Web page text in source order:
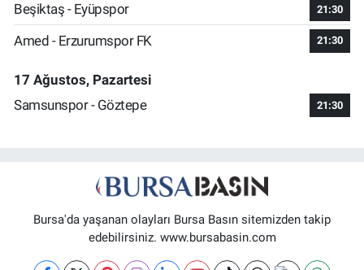
Beşiktaş - Eyüpspor 21:30
Amed - Erzurumspor FK 21:30
17 Ağustos, Pazartesi
Samsunspor - Göztepe
21:30
Bursa'da yaşanan olayları Bursa Basın sitemizden takip
edebilirsiniz. www.bursabasin.com